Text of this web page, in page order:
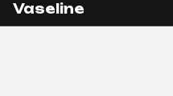
Vaseline